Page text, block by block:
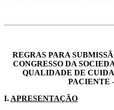
REGRAS PARA
CONGRESSO DA
QUALIDADE DE
PACIENTE
I. APRESENTAÇÃO